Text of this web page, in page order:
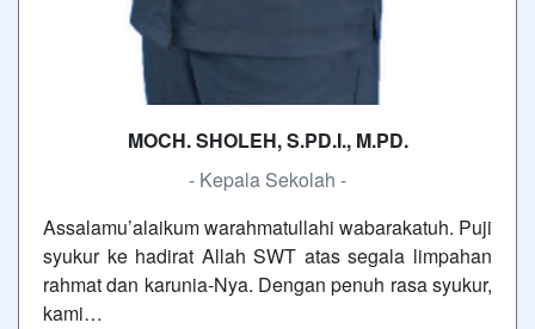
MOCH. SHOLEH, S.PD.I., M.PD.
- Kepala Sekolah -
Assalamu’alaikum warahmatullahi wabarakatuh. Puji
syukur ke hadirat Allah SWT atas segala limpahan
rahmat dan karunia-Nya. Dengan penuh rasa syukur,
kami…